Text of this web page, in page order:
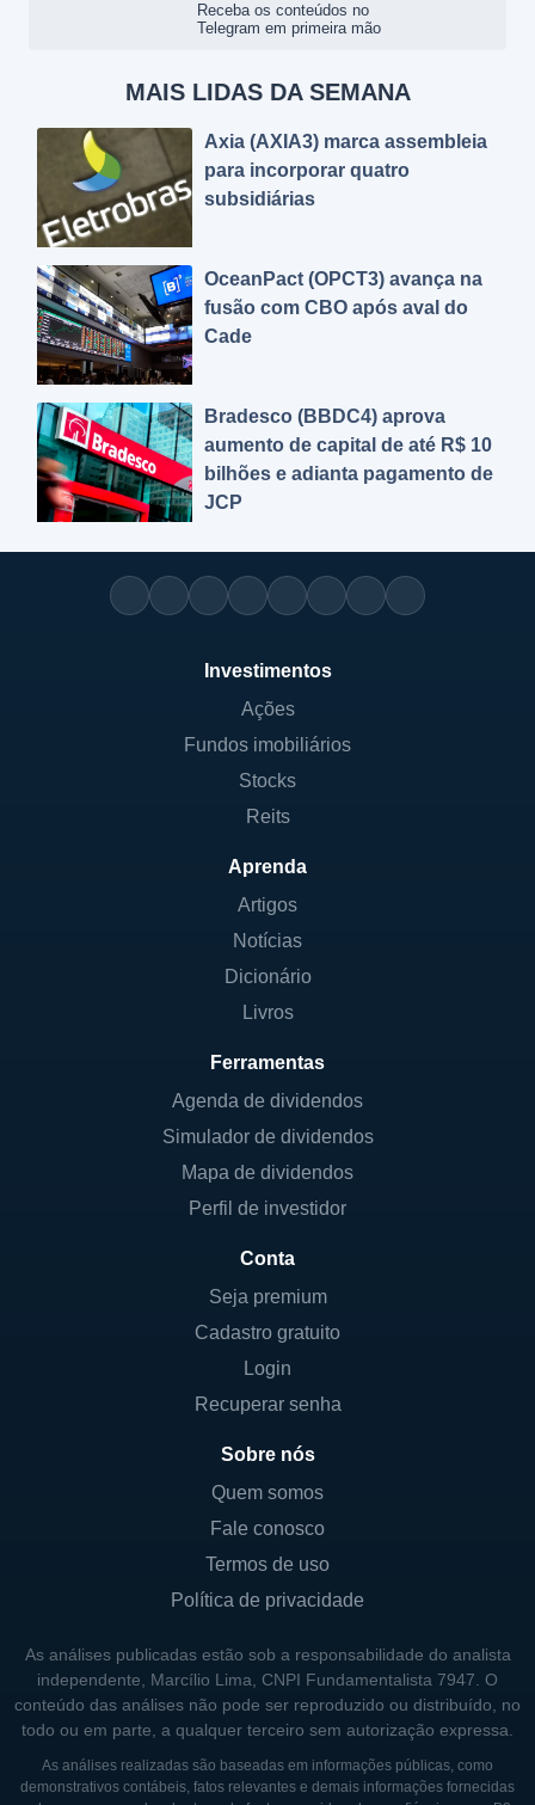
Receba os conteúdos no
Telegram em primeira mão
MAIS LIDAS DA SEMANA
Axia (AXIA3) marca assembleia
para incorporar quatro
subsidiárias
OceanPact (OPCT3) avança na
fusão com CBO após aval do
Cade
Bradesco (BBDC4) aprova
aumento de capital de até R$ 10
bilhões e adianta pagamento de
JCP
Investimentos
Ações
Fundos imobiliários
Stocks
Reits
Aprenda
Artigos
Notícias
Dicionário
Livros
Ferramentas
Agenda de dividendos
Simulador de dividendos
Mapa de dividendos
Perfil de investidor
Conta
Seja premium
Cadastro gratuito
Login
Recuperar senha
Sobre nós
Quem somos
Fale conosco
Termos de uso
Política de privacidade
As análises publicadas estão sob a responsabilidade do analista
independente, Marcílio Lima, CNPI Fundamentalista 7947. O
conteúdo das análises não pode ser reproduzido ou distribuído, no
todo ou em parte, a qualquer terceiro sem autorização expressa.
As análises realizadas são baseadas em informações públicas, como
demonstrativos contábeis, fatos relevantes e demais informações fornecidas